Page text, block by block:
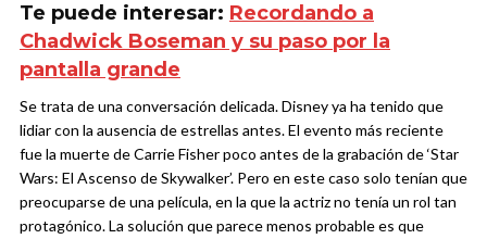
Te puede interesar: Recordando a
Chadwick Boseman y su paso por la
pantalla grande
Se trata de una conversación delicada. Disney ya ha tenido que
lidiar con la ausencia de estrellas antes. El evento más reciente
fue la muerte de Carrie Fisher poco antes de la grabación de ‘Star
Wars: El Ascenso de Skywalker’. Pero en este caso solo tenían que
preocuparse de una película, en la que la actriz no tenía un rol tan
protagónico. La solución que parece menos probable es que